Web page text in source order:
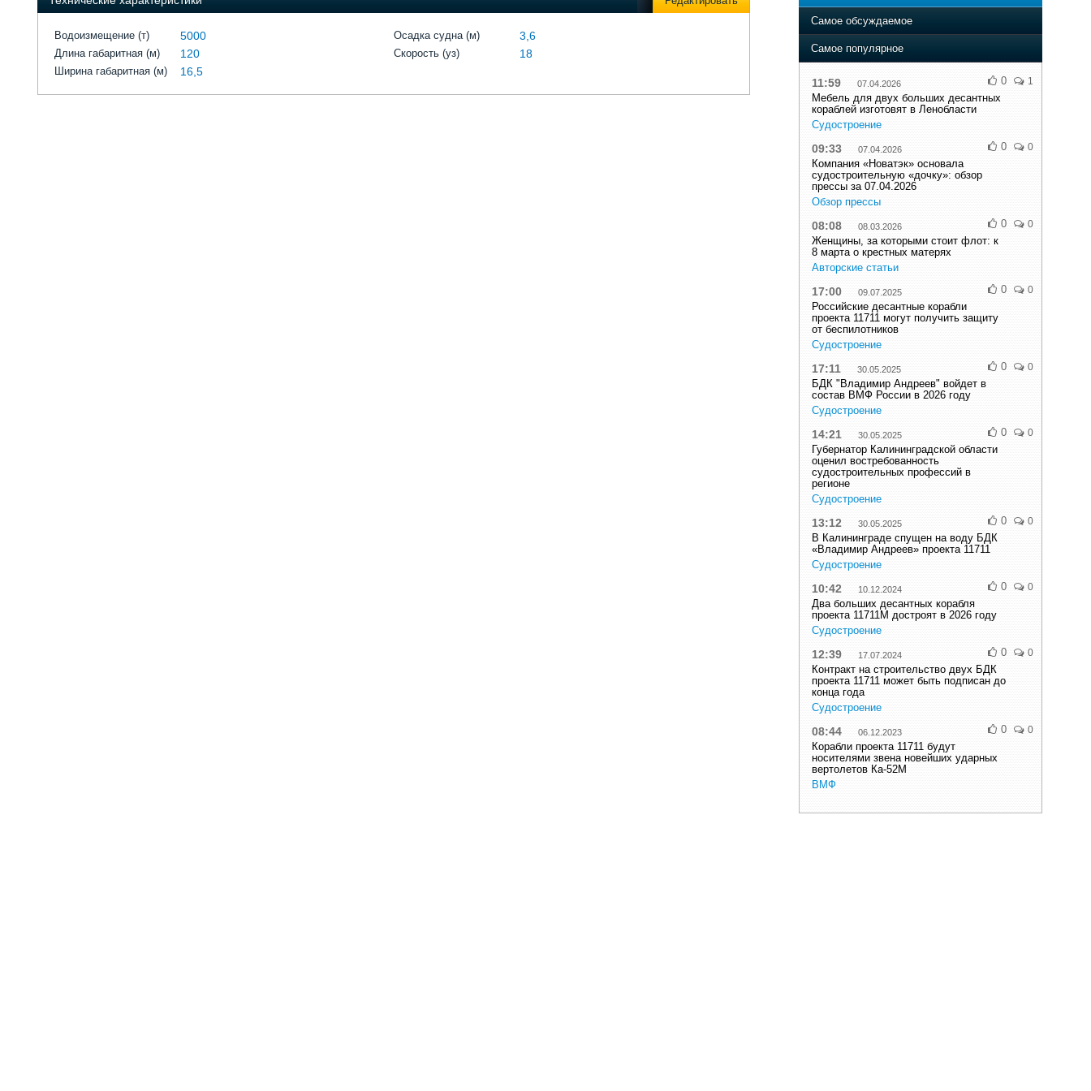
Водоизмещение (т) 5000
Длина габаритная (м) 120
Ширина габаритная (м) 16,5
Осадка судна (м) 3,6
Скорость (уз) 18
Самое обсуждаемое
Самое популярное
11:59 07.04.2026
Мебель для двух больших десантных
кораблей изготовят в Ленобласти
Судостроение
0 1
09:33 07.04.2026
Компания «Новатэк» основала
судостроительную «дочку»: обзор
прессы за 07.04.2026
Обзор прессы
0 0
08:08 08.03.2026
Женщины, за которыми стоит флот: к
8 марта о крестных матерях
Авторские статьи
0 0
17:00 09.07.2025
Российские десантные корабли
проекта 11711 могут получить защиту
от беспилотников
Судостроение
0 0
17:11 30.05.2025
БДК "Владимир Андреев" войдет в
состав ВМФ России в 2026 году
Судостроение
0 0
14:21 30.05.2025
Губернатор Калининградской области
оценил востребованность
судостроительных профессий в
регионе
Судостроение
0 0
13:12 30.05.2025
В Калининграде спущен на воду БДК
«Владимир Андреев» проекта 11711
Судостроение
0 0
10:42 10.12.2024
Два больших десантных корабля
проекта 11711М достроят в 2026 году
Судостроение
0 0
12:39 17.07.2024
Контракт на строительство двух БДК
проекта 11711 может быть подписан до
конца года
Судостроение
0 0
08:44 06.12.2023
Корабли проекта 11711 будут
носителями звена новейших ударных
вертолетов Ка-52М
ВМФ
0 0